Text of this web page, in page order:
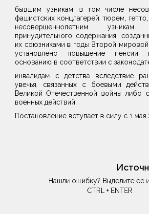
бывшим узникам, в том числе
фашистских концлагерей, тюрем,
несовершеннолетним
принудительного содержания,
их союзниками в годы Второй
установлено повышение пенсии
основанию в соответствии с
инвалидам с детства вследствие
увечья, связанных с боевыми
Великой Отечественной войны либо
военных действий
Постановление вступает в силу с 1 мая
Нашли ошибку? Выделите её
CTRL + ENTER